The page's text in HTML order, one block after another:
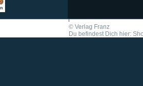
© Verlag Franz
Du befindest Dich hier: